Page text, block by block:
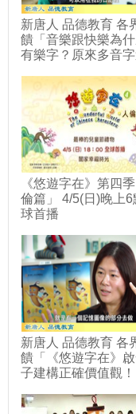
新唐人 品德教育 各
饋「音樂跟快樂為
有樂字？原來多音
《悠遊字在》第四
倫篇」 4/5(日)晚上6
球首播
新唐人 品德教育 各
饋「《悠遊字在》
子建構正確價值觀